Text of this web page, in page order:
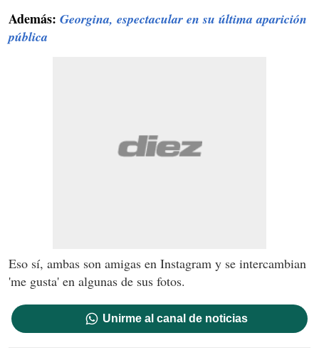
Además: Georgina, espectacular en su última aparición
pública
Eso sí, ambas son amigas en Instagram y se intercambian
'me gusta' en algunas de sus fotos.
Unirme al canal de noticias